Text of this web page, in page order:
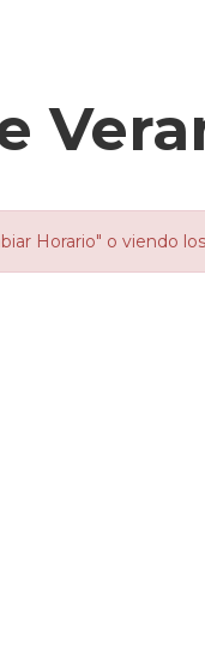
Horario" o viendo